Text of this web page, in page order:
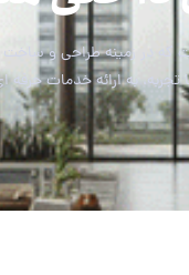
در زمینه طراحی و ساخت
به ارائه خدمات حرفه